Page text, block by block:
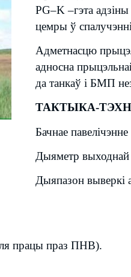
PG–K –гэта
цемры ў
Адметнасцю
адносна
да танкаў і БМП
ТАКТЫКА-
Бачнае
Дыяметр
Дыяпазон выверкі
працы праз ПНВ).